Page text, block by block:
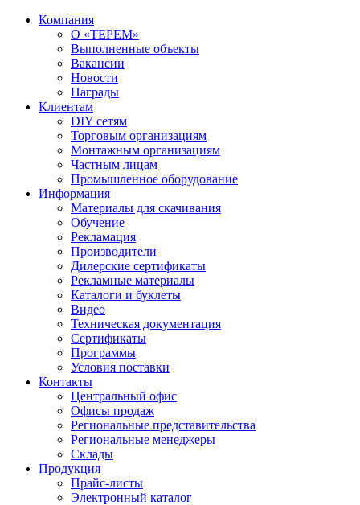
Компания
О «ТЕРЕМ»
Выполненные объекты
Вакансии
Новости
Награды
Клиентам
DIY сетям
Торговым организациям
Монтажным организациям
Частным лицам
Промышленное оборудование
Информация
Материалы для скачивания
Обучение
Рекламация
Производители
Дилерские сертификаты
Рекламные материалы
Каталоги и буклеты
Видео
Техническая документация
Сертификаты
Программы
Условия поставки
Контакты
Центральный офис
Офисы продаж
Региональные представительства
Региональные менеджеры
Склады
Продукция
Прайс-листы
Электронный каталог